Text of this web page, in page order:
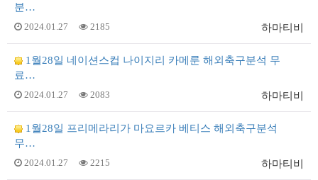
분…
하마티비
2024.01.27 2185
1월28일 네이션스컵 나이지리 카메룬 해외축구분석 무
료…
하마티비
2024.01.27 2083
1월28일 프리메라리가 마요르카 베티스 해외축구분석
무…
하마티비
2024.01.27 2215